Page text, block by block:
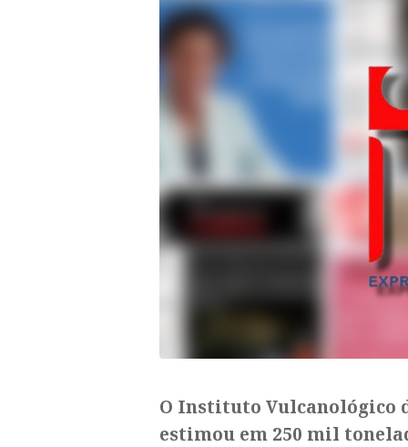
O Instituto Vulcanológico
estimou em 250 mil